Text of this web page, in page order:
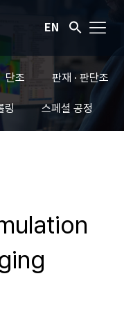
EN
단조 판재 · 판단조
링 스페셜 공정